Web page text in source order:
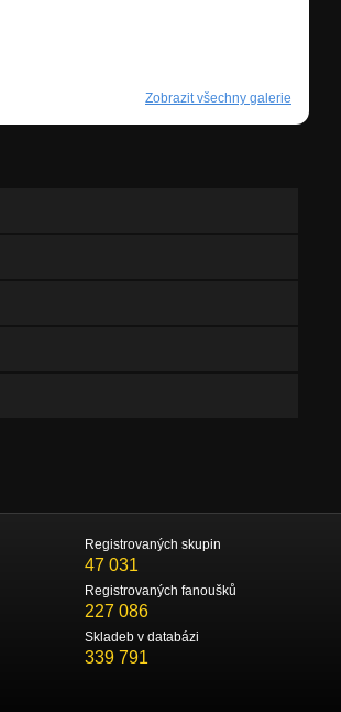
Zobrazit všechny galerie
Registrovaných skupin
47 031
Registrovaných fanoušků
227 086
Skladeb v databázi
339 791